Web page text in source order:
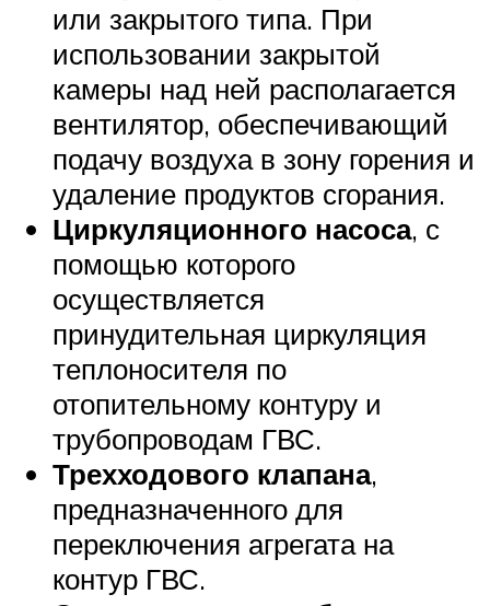
или закрытого типа. При
использовании закрытой
камеры над ней располагается
вентилятор, обеспечивающий
подачу воздуха в зону горения и
удаление продуктов сгорания.
Циркуляционного насоса, с
помощью которого
осуществляется
принудительная циркуляция
теплоносителя по
отопительному контуру и
трубопроводам ГВС.
Трехходового клапана,
предназначенного для
переключения агрегата на
контур ГВС.